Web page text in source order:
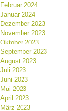
Februar 2024
Januar 2024
Dezember 2023
November 2023
Oktober 2023
September 2023
August 2023
Juli 2023
Juni 2023
Mai 2023
April 2023
März 2023